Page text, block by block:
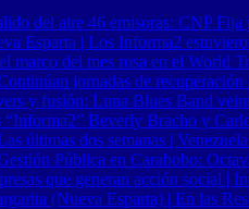
del aire 46 emisoras: CNP
Esparta | Los Informa2
marco del mes rosa en el World
jornadas de
y fusión: Luna Blues Band
Beverly Bracho y
últimas dos semanas |
Pública en Carabobo:
que generan acción social |
(Nueva Esparta) | En las